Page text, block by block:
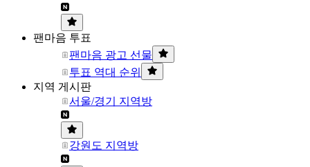
팬마음 투표
팬마음 광고 선물
투표 역대 순위
지역 게시판
서울/경기 지역방
강원도 지역방